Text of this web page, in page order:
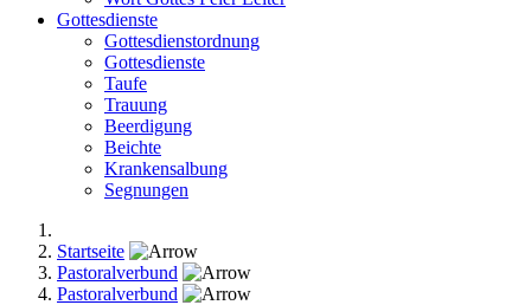
Gottesdienste
Gottesdienstordnung
Gottesdienste
Taufe
Trauung
Beerdigung
Beichte
Krankensalbung
Segnungen
Startseite
Pastoralverbund
Pastoralverbund